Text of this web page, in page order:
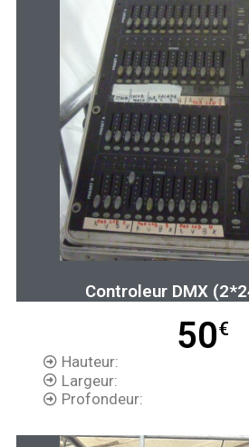
Controleur DMX
50€
Hauteur:
Largeur:
Profondeur: